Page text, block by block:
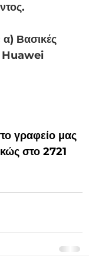
Βασικές
Huawei
γραφείο μας
στο 2721